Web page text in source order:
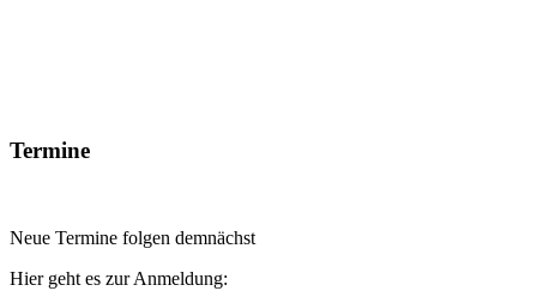
Termine
Neue Termine folgen demnächst
Hier geht es zur Anmeldung: